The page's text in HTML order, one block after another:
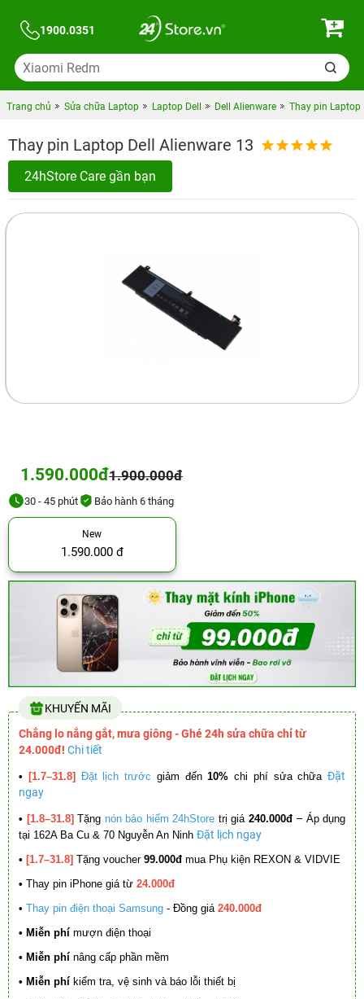
1900.0351
Trang chủ Sửa chữa Laptop Laptop Dell Dell Alienware Thay pin Laptop
Thay pin Laptop Dell Alienware 13
24hStore Care gần bạn
1.590.000đ1.900.000đ
30 - 45 phút Bảo hành 6 tháng
New
1.590.000 đ
KHUYẾN MÃI
Chẳng lo nắng gắt, mưa giông - Ghé 24h sửa chữa chỉ từ
24.000đ! Chi tiết
• [1.7–31.8] Đặt lịch trước giảm đến10% chi phí sửa chữa Đặt
ngay
• [1.8–31.8] Tặng nón bảo hiểm 24hStore trị giá 240.000đ – Áp dụng
tại 162A Ba Cu & 70 Nguyễn An Ninh Đặt lịch ngay
• [1.7–31.8] Tặng voucher 99.000đ mua Phụ kiện REXON & VIDVIE
• Thay pin iPhone giá từ 24.000đ
• Thay pin điện thoại Samsung - Đồng giá 240.000đ
• Miễn phí mượn điện thoại
• Miễn phí nâng cấp phần mềm
• Miễn phí kiểm tra, vệ sinh và báo lỗi thiết bị